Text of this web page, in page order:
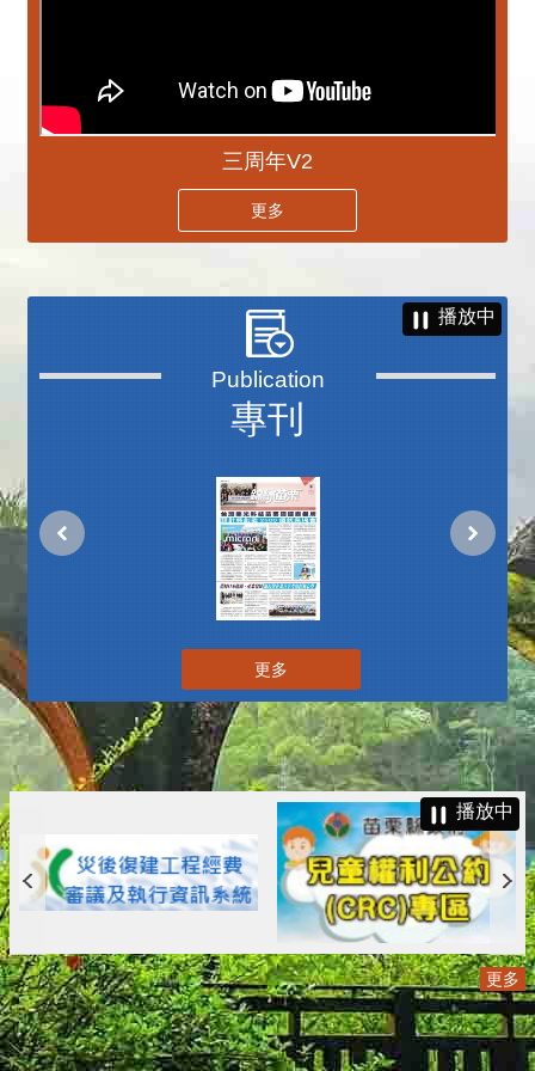
三周年V2
更多
專刊
播放中
更多
播放中
更多